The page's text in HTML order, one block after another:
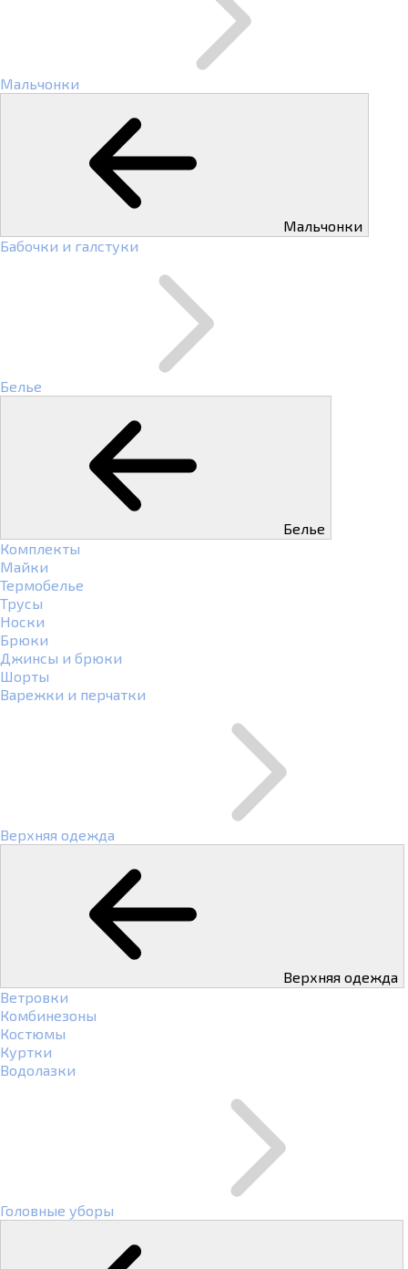
Мальчонки
Мальчонки
Бабочки и галстуки
Белье
Белье
Комплекты
Майки
Термобелье
Трусы
Носки
Брюки
Джинсы и брюки
Шорты
Варежки и перчатки
Верхняя одежда
Верхняя одежда
Ветровки
Комбинезоны
Костюмы
Куртки
Водолазки
Головные уборы